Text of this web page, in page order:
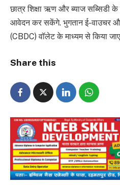
छात्र शिक्षा ऋण और ब्याज सब्सिडी के
आवेदन कर सकेंगे. भुगतान ई-वाउचर
(CBDC) वॉलेट के माध्यम से किया
Share this